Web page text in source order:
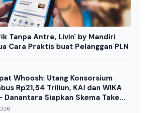
Tanpa Antre, Livin' by Mandiri
Cara Praktis buat Pelanggan PLN
Whoosh: Utang Konsorsium
Rp21,54 Triliun, KAI dan WIKA
Danantara Siapkan Skema Take